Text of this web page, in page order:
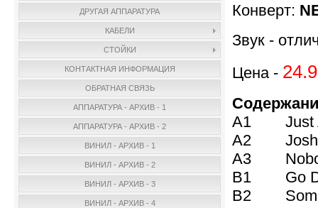
ДРУГАЯ АППАРАТУРА
КАБЕЛИ
СТОЙКИ
КОНТАКТНАЯ ИНФОРМАЦИЯ
ОБРАТНАЯ СВЯЗЬ
АППАРАТУРА - АРХИВ - 1
АППАРАТУРА - АРХИВ - 2
ВИНИЛ - АРХИВ - 1
ВИНИЛ - АРХИВ - 2
ВИНИЛ - АРХИВ - 3
ВИНИЛ - АРХИВ - 4
Конверт:
Звук -
Цена -
A1 Just A
A2
A3
B1 Go
B2